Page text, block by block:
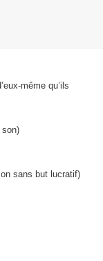
même qu’ils
)
sans but lucratif)